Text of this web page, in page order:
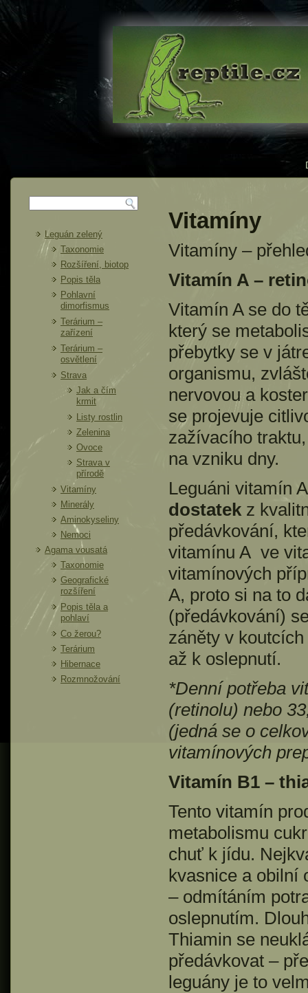
Leguán zelený
Taxonomie
Rozšíření, biotop
Popis těla
Pohlavní
dimorfismus
Terárium –
zařízení
Terárium –
osvětlení
Strava
Jak a čím
krmit
Listy rostlin
Zelenina
Ovoce
Strava v
přírodě
Vitamíny
Minerály
Aminokyseliny
Nemoci
Agama vousatá
Taxonomie
Geografické
rozšíření
Popis těla a
pohlaví
Co žerou?
Terárium
Hibernace
Rozmnožování
Vitamíny
Vitamíny –
Vitamín A –
Vitamín A se do
který se
přebytky se v
organismu,
nervovou a
se projevuje
zažívacího
na vzniku dny.
Leguáni vitamín
dostatekz
předávkování,
vitamínu A ve
vitamínových
A, proto si na to
(předávkování)
záněty v
až k oslepnutí.
*Denní potřeba
(retinolu) nebo
(jedná se o
vitamínových
Vitamín B1 –
Tento vitamín
metabolismu
chuť k jídu.
kvasnice a obilní
– odmítáním
oslepnutím.
Thiamin se
předávkovat –
leguány je to